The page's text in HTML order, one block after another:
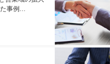
事例...